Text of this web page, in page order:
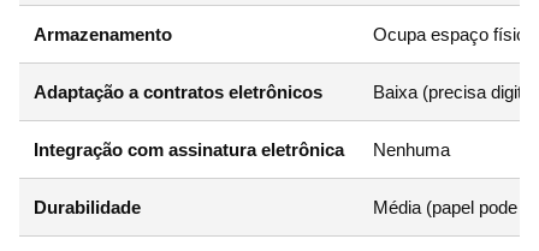
Armazenamento Ocupa espaço físico
Adaptação a contratos eletrônicos Baixa (precisa
Integração com assinatura eletrônica Nenhuma
Durabilidade Média (papel pode